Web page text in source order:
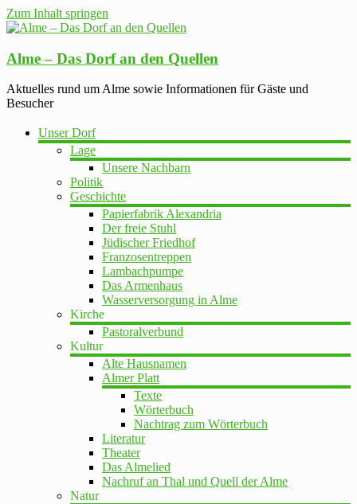
Zum Inhalt springen
Alme – Das Dorf an den Quellen
Aktuelles rund um Alme sowie Informationen für Gäste und
Besucher
Unser Dorf
Lage
Unsere Nachbarn
Politik
Geschichte
Papierfabrik Alexandria
Der freie Stuhl
Jüdischer Friedhof
Franzosentreppen
Lambachpumpe
Das Armenhaus
Wasserversorgung in Alme
Kirche
Pastoralverbund
Kultur
Alte Hausnamen
Almer Platt
Texte
Wörterbuch
Nachtrag zum Wörterbuch
Literatur
Theater
Das Almelied
Nachruf an Thal und Quell der Alme
Natur